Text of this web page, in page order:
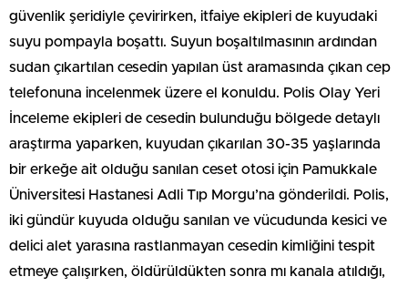
güvenlik şeridiyle çevirirken, itfaiye ekipleri de kuyudaki
suyu pompayla boşattı. Suyun boşaltılmasının ardından
sudan çıkartılan cesedin yapılan üst aramasında çıkan cep
telefonuna incelenmek üzere el konuldu. Polis Olay Yeri
İnceleme ekipleri de cesedin bulunduğu bölgede detaylı
araştırma yaparken, kuyudan çıkarılan 30-35 yaşlarında
bir erkeğe ait olduğu sanılan ceset otosi için Pamukkale
Üniversitesi Hastanesi Adli Tıp Morgu’na gönderildi. Polis,
iki gündür kuyuda olduğu sanılan ve vücudunda kesici ve
delici alet yarasına rastlanmayan cesedin kimliğini tespit
etmeye çalışırken, öldürüldükten sonra mı kanala atıldığı,